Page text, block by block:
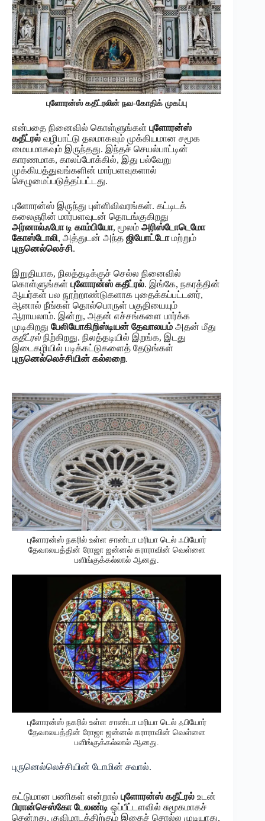
புளோரன்ஸ் கதீட்ரலின் நவ-கோதிக் முகப்பு
என்பதை நினைவில் கொள்ளுங்கள் புளோரன்ஸ்
கதீட்ரல் வழிபாட்டு தலமாகவும் முக்கியமான சமூக
மையமாகவும் இருந்தது. இந்தச் செயல்பாட்டின்
காரணமாக, காலப்போக்கில், இது பல்வேறு
முக்கியத்துவங்களின் மார்பளவுகளால்
செழுமைப்படுத்தப்பட்டது.
புளோரன்ஸ் இருந்து புள்ளிவிவரங்கள். கட்டிடக்
கலைஞரின் மார்பளவுடன் தொடங்குகிறது
அர்னால்ஃபோ டி காம்பியோ, மூலம் அரிஸ்டோடெமோ
கோஸ்டோலி, அத்துடன் அந்த ஜியோட்டோமற்றும்
புருனெல்லெச்சி.
இறுதியாக, நிலத்தடிக்குச் செல்ல நினைவில்
கொள்ளுங்கள் புளோரன்ஸ் கதீட்ரல். இங்கே, நகரத்தின்
ஆயர்கள் பல நூற்றாண்டுகளாக புதைக்கப்பட்டனர்,
ஆனால் நீங்கள் தொல்பொருள் பகுதியையும்
ஆராயலாம். இன்று, அதன் எச்சங்களை பார்க்க
முடிகிறது பேலியோகிறிஸ்டியன் தேவாலயம் அதன் மீது
கதீட்ரல்நிற்கிறது. நிலத்தடியில் இறங்க, இடது
இடைகழியில் படிக்கட்டுகளைத் தேடுங்கள்
புருனெல்லெச்சியின் கல்லறை.
புளோரன்ஸ் நகரில் உள்ள சாண்டா மரியா டெல் ஃபியோர்
தேவாலயத்தின் ரோஜா ஜன்னல் கராராவின் வெள்ளை
பளிங்குக்கல்லால் ஆனது.
புளோரன்ஸ் நகரில் உள்ள சாண்டா மரியா டெல் ஃபியோர்
தேவாலயத்தின் ரோஜா ஜன்னல் கராராவின் வெள்ளை
பளிங்குக்கல்லால் ஆனது.
புருனெல்லெச்சியின் டோமின் சவால்.
கட்டுமான பணிகள் என்றால் புளோரன்ஸ் கதீட்ரல் உடன்
பிரான்செஸ்கோ டேலண்டி ஒப்பீட்டளவில் சுமூகமாகச்
சென்றது, குவிமாடத்திற்கும் இதைச் சொல்ல முடியாது,